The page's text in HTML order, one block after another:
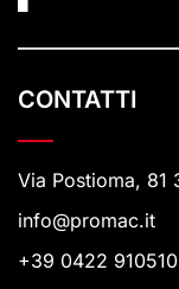
CONTATTI
Via Postioma, 81
info@promac.it
+39 0422 910510